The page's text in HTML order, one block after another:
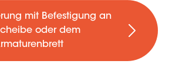
mit Befestigung an
oder dem